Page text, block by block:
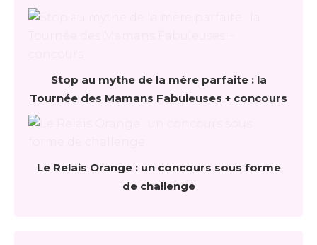
Stop au mythe de la mère parfaite : la
Tournée des Mamans Fabuleuses + concours
Le Relais Orange : un concours sous forme
de challenge